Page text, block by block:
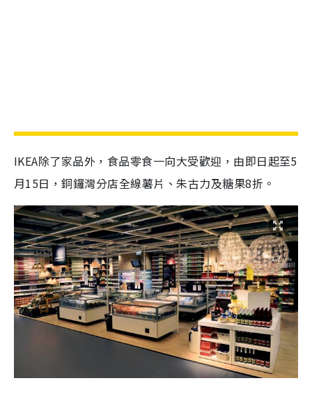
IKEA除了家品外，食品零食一向大受歡迎，由即日起至5
月15日，銅鑼灣分店全線薯片、朱古力及糖果8折。